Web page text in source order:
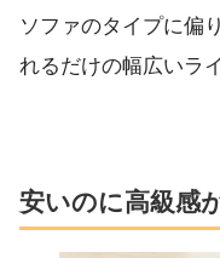
ソファのタイプに偏
れるだけの幅広いラ
安いのに高級感